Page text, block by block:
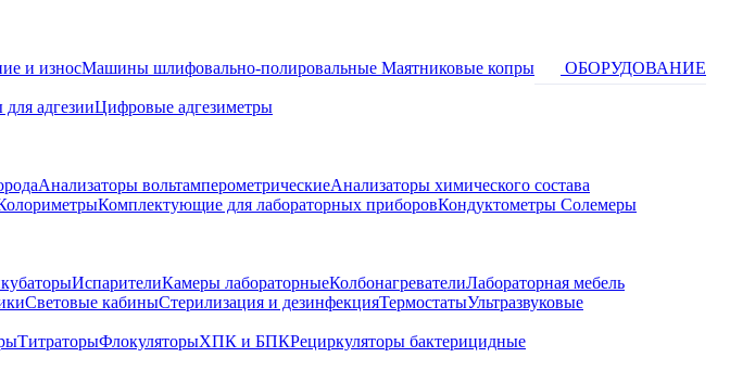
и износМашины шлифовально-полировальные Маятниковые копры
ОБОРУДОВАНИЕ
адгезииЦифровые адгезиметры
Анализаторы вольтамперометрическиеАнализаторы химического состава
Комплектующие для лабораторных приборовКондуктометры Солемеры
ИспарителиКамеры лабораторныеКолбонагревателиЛабораторная мебель
Световые кабиныСтерилизация и дезинфекцияТермостатыУльтразвуковые
ТитраторыФлокуляторыХПК и БПКРециркуляторы бактерицидные